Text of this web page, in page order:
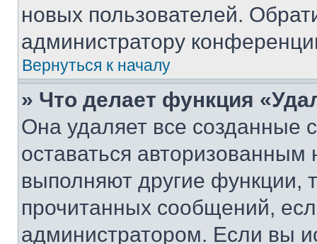
новых пользователей.
администратору
Вернуться к началу
» Что делает функция
Она удаляет все созданные
оставаться
выполняют другие функции,
прочитанных сообщений,
администратором. Если вы